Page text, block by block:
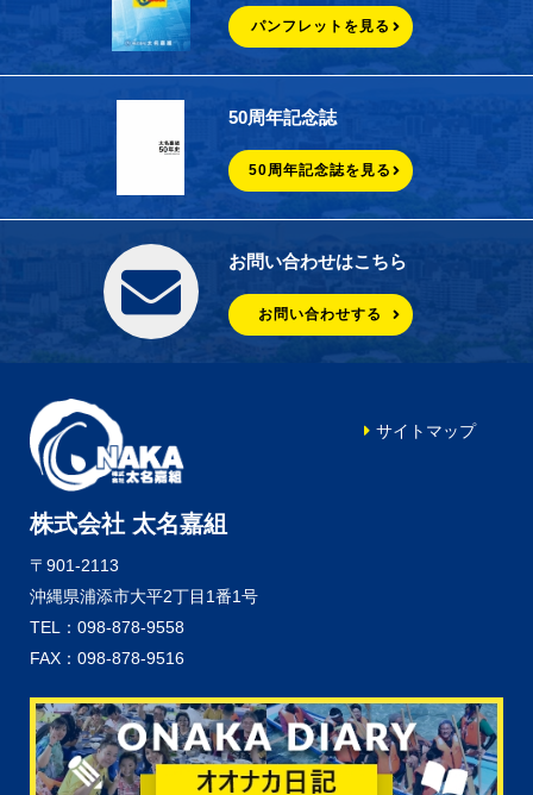
パンフレットを見る
50周年記念誌
50周年記念誌を見る
お問い合わせはこちら
お問い合わせする
株式会社 太名嘉組
〒901-2113
沖縄県浦添市大平2丁目1番1号
TEL：098-878-9558
FAX：098-878-9516
サイトマップ